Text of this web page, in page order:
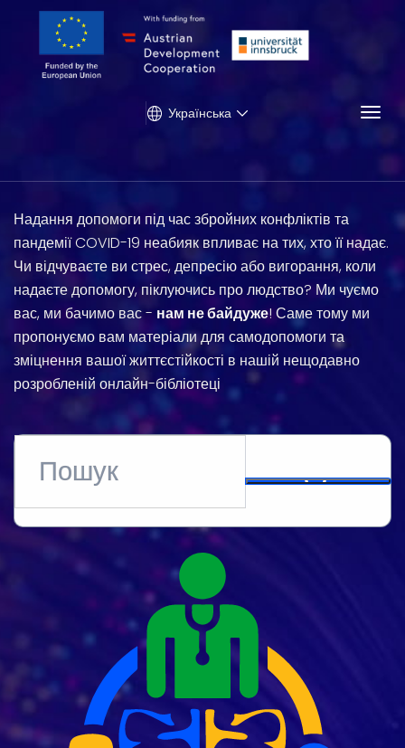
Українська
Надання допомоги під час збройних конфліктів та
пандемії COVID-19 неабияк впливає на тих, хто її надає.
Чи відчуваєте ви стрес, депресію або вигорання, коли
надаєте допомогу, піклуючись про людство? Ми чуємо
вас, ми бачимо вас - нам не байдуже! Саме тому ми
пропонуємо вам матеріали для самодопомоги та
зміцнення вашої життєстійкості в нашій нещодавно
розробленій онлайн-бібліотеці